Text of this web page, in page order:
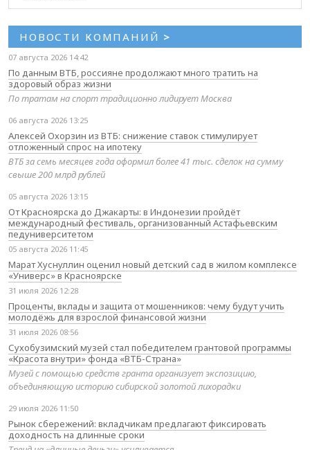
НОВОСТИ КОМПАНИЙ >
07 августа 2026 14:42
По данным ВТБ, россияне продолжают много тратить на
здоровый образ жизни
По тратам на спорт традиционно лидирует Москва
06 августа 2026 13:25
Алексей Охорзин из ВТБ: снижение ставок стимулирует
отложенный спрос на ипотеку
ВТБ за семь месяцев года оформил более 41 тыс. сделок на сумму
свыше 200 млрд рублей
05 августа 2026 13:15
От Красноярска до Джакарты: в Индонезии пройдёт
международный фестиваль, организованный Астафьевским
педуниверситетом
05 августа 2026 11:45
Марат Хуснуллин оценил новый детский сад в жилом комплексе
«Универс» в Красноярске
31 июля 2026 12:28
Проценты, вклады и защита от мошенников: чему будут учить
молодёжь для взрослой финансовой жизни
31 июля 2026 08:56
Сухобузимский музей стал победителем грантовой программы
«Красота внутри» фонда «ВТБ-Страна»
Музей с помощью средств гранта организует экспозицию,
объединяющую историю сибирской золотой лихорадки
29 июля 2026 11:50
Рынок сбережений: вкладчикам предлагают фиксировать
доходность на длинные сроки